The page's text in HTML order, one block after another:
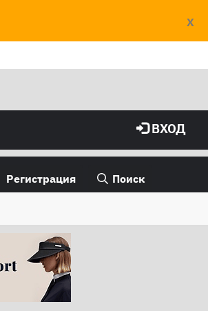
X
ВХОД
Регистрация Поиск